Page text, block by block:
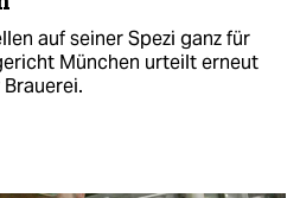
auf seiner Spezi ganz für
München urteilt erneut